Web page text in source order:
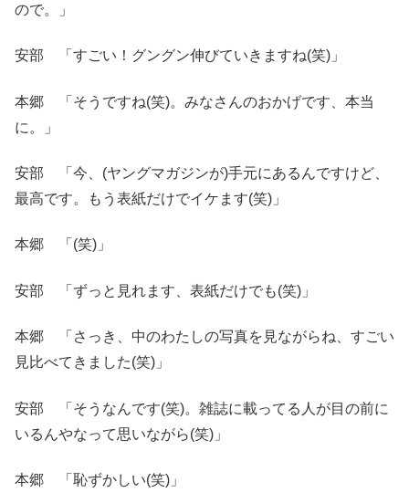
ので。」
安部 「すごい！グングン伸びていきますね(笑)」
本郷 「そうですね(笑)。みなさんのおかげです、本当
に。」
安部 「今、(ヤングマガジンが)手元にあるんですけど、
最高です。もう表紙だけでイケます(笑)」
本郷 「(笑)」
安部 「ずっと見れます、表紙だけでも(笑)」
本郷 「さっき、中のわたしの写真を見ながらね、すごい
見比べてきました(笑)」
安部 「そうなんです(笑)。雑誌に載ってる人が目の前に
いるんやなって思いながら(笑)」
本郷 「恥ずかしい(笑)」